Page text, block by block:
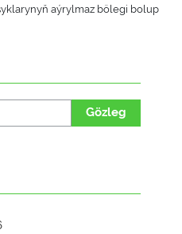
aýrylmaz bölegi bolup
Gözleg